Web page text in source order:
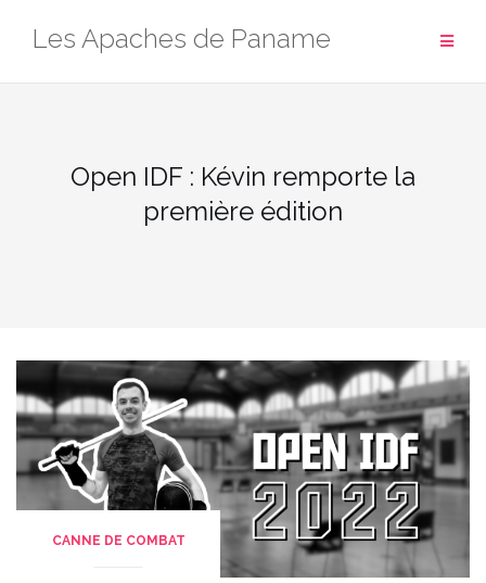
Les Apaches de Paname
Open IDF : Kévin remporte la
première édition
CANNE DE COMBAT